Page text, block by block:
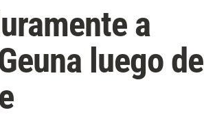
a
luego de